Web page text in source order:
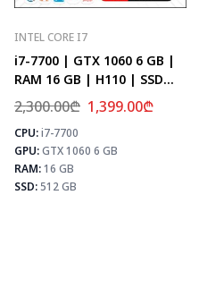
MAX FPS
CS2
143
PUBG
83
Fortnite
98
INTEL CORE I7
i7-7700 | GTX 1060 6 GB |
RAM 16 GB | H110 | SSD
512 GB
2,300.00₾ 1,399.00₾
CPU:i7-7700
GPU:GTX 1060 6 GB
RAM:16 GB
SSD:512 GB